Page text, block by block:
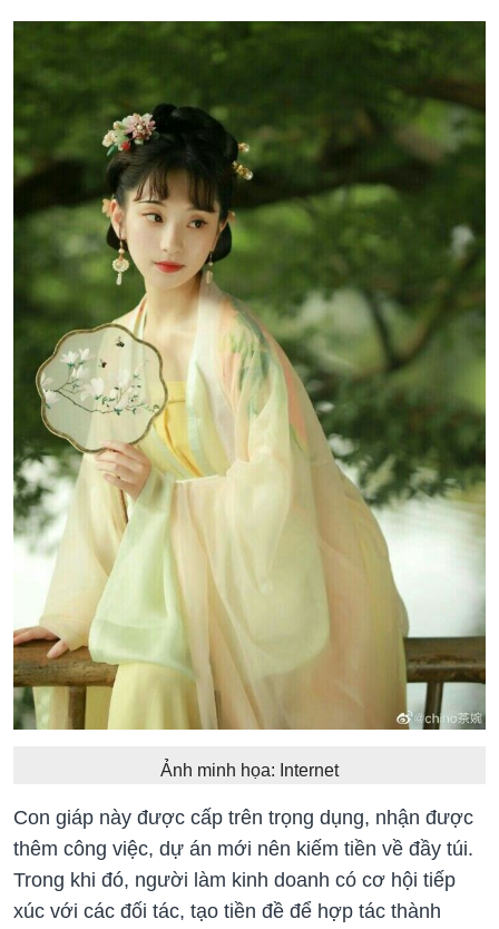
Ảnh minh họa: Internet
Con giáp này được cấp trên trọng dụng, nhận được
thêm công việc, dự án mới nên kiếm tiền về đầy túi.
Trong khi đó, người làm kinh doanh có cơ hội tiếp
xúc với các đối tác, tạo tiền đề để hợp tác thành